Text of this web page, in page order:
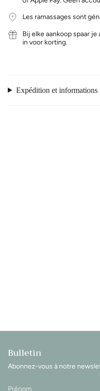
Les ramassages sont
Bij elke aankoop spaar
in voor korting.
Expédition et informations
Bulletin
Abonnez-vous à notre